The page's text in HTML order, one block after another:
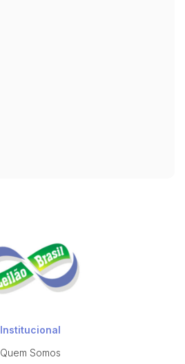
Institucional
Quem Somos